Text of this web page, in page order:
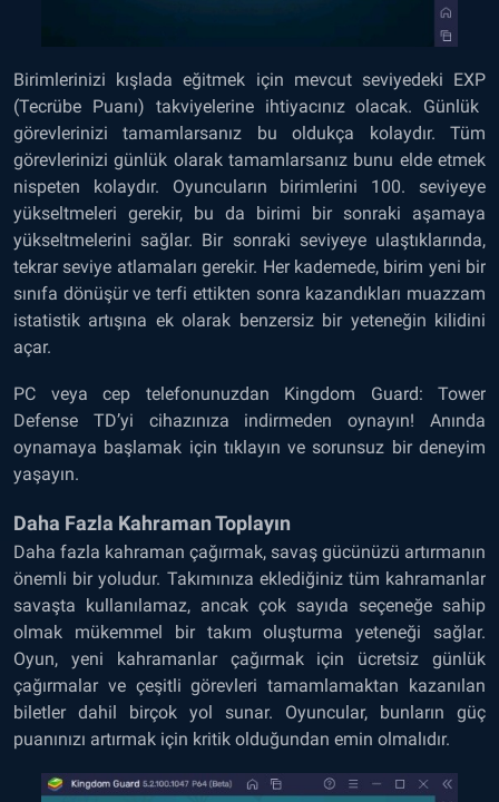
Birimlerinizi kışlada eğitmek için mevcut seviyedeki EXP
(Tecrübe Puanı) takviyelerine ihtiyacınız olacak. Günlük
görevlerinizi tamamlarsanız bu oldukça kolaydır. Tüm
görevlerinizi günlük olarak tamamlarsanız bunu elde etmek
nispeten kolaydır. Oyuncuların birimlerini 100. seviyeye
yükseltmeleri gerekir, bu da birimi bir sonraki aşamaya
yükseltmelerini sağlar. Bir sonraki seviyeye ulaştıklarında,
tekrar seviye atlamaları gerekir. Her kademede, birim yeni bir
sınıfa dönüşür ve terfi ettikten sonra kazandıkları muazzam
istatistik artışına ek olarak benzersiz bir yeteneğin kilidini
açar.
PC veya cep telefonunuzdan Kingdom Guard: Tower
Defense TD’yi cihazınıza indirmeden oynayın! Anında
oynamaya başlamak için tıklayın ve sorunsuz bir deneyim
yaşayın.
Daha Fazla Kahraman Toplayın
Daha fazla kahraman çağırmak, savaş gücünüzü artırmanın
önemli bir yoludur. Takımınıza eklediğiniz tüm kahramanlar
savaşta kullanılamaz, ancak çok sayıda seçeneğe sahip
olmak mükemmel bir takım oluşturma yeteneği sağlar.
Oyun, yeni kahramanlar çağırmak için ücretsiz günlük
çağırmalar ve çeşitli görevleri tamamlamaktan kazanılan
biletler dahil birçok yol sunar. Oyuncular, bunların güç
puanınızı artırmak için kritik olduğundan emin olmalıdır.